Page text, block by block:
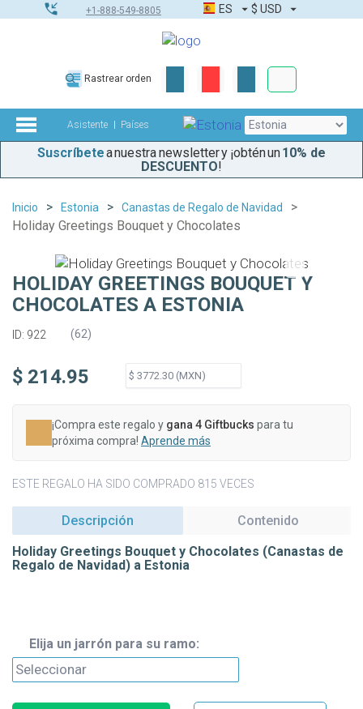
+1-888-549-8805 ES $ USD
Rastrear orden
Asistente Países
Suscríbetea nuestra newsletter y ¡obtén un10% de
DESCUENTO!
Inicio Estonia Canastas de Regalo de Navidad
Holiday Greetings Bouquet y Chocolates
HOLIDAY GREETINGS BOUQUET Y
CHOCOLATES A ESTONIA
ID: 922 (62)
$ 214.95
¡Compra este regalo y gana 4 Giftbucks para tu
próxima compra! Aprende más
ESTE REGALO HA SIDO COMPRADO 815 VECES
Descripción
Contenido
Holiday Greetings Bouquet y Chocolates (Canastas de
Regalo de Navidad) a Estonia
Elija un jarrón para su ramo: